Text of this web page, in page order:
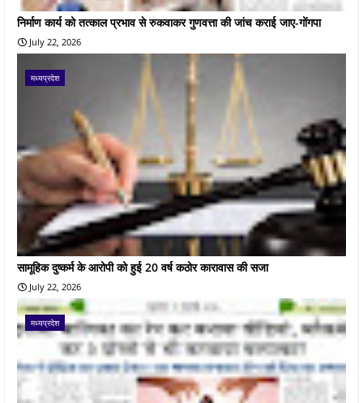
निर्माण कार्य को तत्काल प्रभाव से रुकवाकर गुणवत्ता की जांच कराई जाए-गोंगपा
July 22, 2026
मध्यप्रदेश
सामूहिक दुष्कर्म के आरोपी को हुई 20 वर्ष कठोर कारावास की सजा
July 22, 2026
मध्यप्रदेश